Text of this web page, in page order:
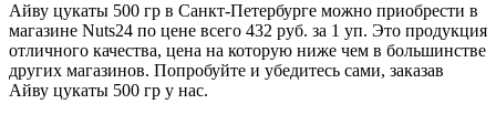
Айву цукаты 500 гр в Санкт-Петербурге можно приобрести в
магазине Nuts24 по цене всего 432 руб. за 1 уп. Это продукция
отличного качества, цена на которую ниже чем в большинстве
других магазинов. Попробуйте и убедитесь сами, заказав
Айву цукаты 500 гр у нас.